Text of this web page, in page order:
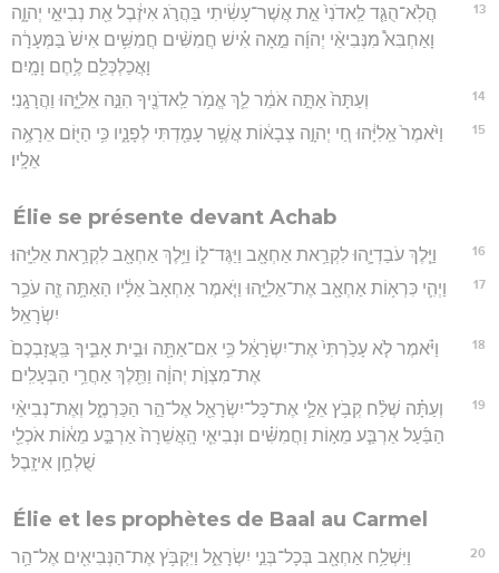
13
הֲלֹֽא־הֻגַּ֤ד לַֽאדֹנִי֙ אֵ֣ת אֲשֶׁר־עָשִׂ֔יתִי בַּהֲרֹ֣ג אִיזֶ֔בֶל אֵ֖ת נְבִיאֵ֣י יְהוָ֑ה
וָאַחְבִּא֩ מִנְּבִיאֵ֨י יְהוָ֜ה מֵ֣אָה אִ֗ישׁ חֲמִשִּׁ֨ים חֲמִשִּׁ֥ים אִישׁ֙ בַּמְּעָרָ֔ה
וָאֲכַלְכְּלֵ֖ם לֶ֥חֶם וָמָֽיִם׃
14 וְעַתָּה֙ אַתָּ֣ה אֹמֵ֔ר לֵ֛ךְ אֱמֹ֥ר לַֽאדֹנֶ֖יךָ הִנֵּ֣ה אֵלִיָּ֑הוּ וַהֲרָגָֽנִי׃
15
וַיֹּ֙אמֶר֙ אֵֽלִיָּ֔הוּ חַ֚י יְהוָ֣ה צְבָא֔וֹת אֲשֶׁ֥ר עָמַ֖דְתִּי לְפָנָ֑יו כִּ֥י הַיּ֖וֹם אֵרָאֶ֥ה
אֵלָֽיו׃
Élie se présente devant Achab
16 וַיֵּ֧לֶךְ עֹבַדְיָ֛הוּ לִקְרַ֥את אַחְאָ֖ב וַיַּגֶּד־ל֑וֹ וַיֵּ֥לֶךְ אַחְאָ֖ב לִקְרַ֥את אֵלִיָּֽהוּ׃
17
וַיְהִ֛י כִּרְא֥וֹת אַחְאָ֖ב אֶת־אֵלִיָּ֑הוּ וַיֹּ֤אמֶר אַחְאָב֙ אֵלָ֔יו הַאַתָּ֥ה זֶ֖ה עֹכֵ֥ר
יִשְׂרָאֵֽל׃
18
וַיֹּ֗אמֶר לֹ֤א עָכַ֙רְתִּי֙ אֶת־יִשְׂרָאֵ֔ל כִּ֥י אִם־אַתָּ֖ה וּבֵ֣ית אָבִ֑יךָ בַּֽעֲזָבְכֶם֙
אֶת־מִצְוֺ֣ת יְהוָ֔ה וַתֵּ֖לֶךְ אַחֲרֵ֥י הַבְּעָלִֽים׃
19
וְעַתָּ֗ה שְׁלַ֨ח קְבֹ֥ץ אֵלַ֛י אֶת־כָּל־יִשְׂרָאֵ֖ל אֶל־הַ֣ר הַכַּרְמֶ֑ל וְאֶת־נְבִיאֵ֨י
הַבַּ֜עַל אַרְבַּ֧ע מֵא֣וֹת וַחֲמִשִּׁ֗ים וּנְבִיאֵ֤י הָֽאֲשֵׁרָה֙ אַרְבַּ֣ע מֵא֔וֹת אֹכְלֵ֖י
שֻׁלְחַ֥ן אִיזָֽבֶל׃
Élie et les prophètes de Baal au Carmel
20
וַיִּשְׁלַ֥ח אַחְאָ֖ב בְּכָל־בְּנֵ֣י יִשְׂרָאֵ֑ל וַיִּקְבֹּ֥ץ אֶת־הַנְּבִיאִ֖ים אֶל־הַ֥ר